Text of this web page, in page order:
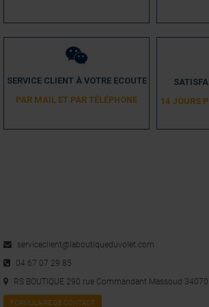
Bien
SERVICE CLIENT À VOTRE ECOUTE
PAR MAIL ET PAR TÉLÉPHONE
14 JOURS
serviceclient@laboutiqueduvolet.com
04 67 07 29 85
RS BOUTIQUE 290 rue Commandant Massoud 34070
FORMULAIRE DE CONTACT